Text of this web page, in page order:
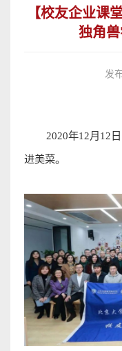
【校友企业课
独角
发
2020年12月 12
进美菜。